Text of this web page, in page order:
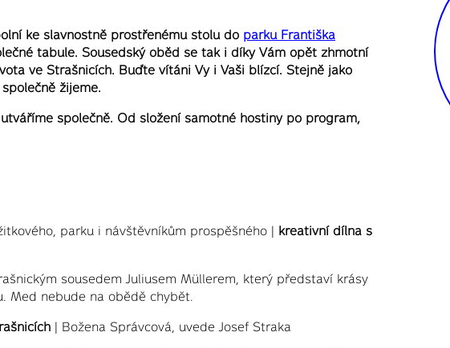
ke slavnostně prostřenému stolu do parku Františka
tabule. Sousedský oběd se tak i díky Vám opět zhmotní
ve Strašnicích. Buďte vítáni Vy i Vaši blízcí. Stejně jako
žijeme.
společně. Od složení samotné hostiny po program,
parku i návštěvníkům prospěšného | kreativní dílna s
sousedem Juliusem Müllerem, který představí krásy
Med nebude na obědě chybět.
| Božena Správcová, uvede Josef Straka